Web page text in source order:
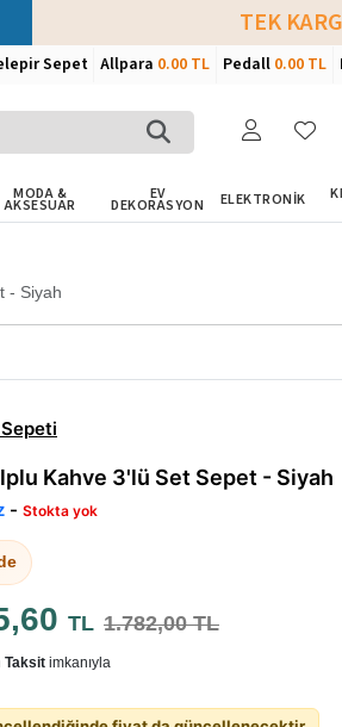
TEK
Sepet Allpara 0.00 TL Pedall 0.00 TL
MODA &
AKSESUAR
EV
DEKORASYON ELEKTRONİK
- Siyah
Kahve 3'lü Set Sepet - Siyah
- Stokta yok
TL 1.782,00 TL
Taksit imkanıyla